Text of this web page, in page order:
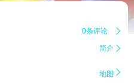
0条评论 
简介 
地图 